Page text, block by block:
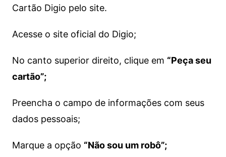
Cartão Digio pelo site.
Acesse o site oficial do Digio;
No canto superior direito, clique em “Peça seu
cartão”;
Preencha o campo de informações com seus
dados pessoais;
Marque a opção “Não sou um robô”;